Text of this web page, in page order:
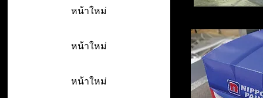
หน้าใหม่
หน้าใหม่
หน้าใหม่